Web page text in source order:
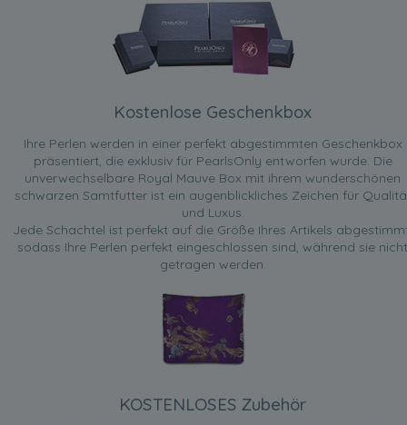
Kostenlose Geschenkbox
Ihre Perlen werden in einer perfekt abgestimmten Geschenkbox
präsentiert, die exklusiv für PearlsOnly entworfen wurde. Die
unverwechselbare Royal Mauve Box mit ihrem wunderschönen
schwarzen Samtfutter ist ein augenblickliches Zeichen für
und Luxus.
Jede Schachtel ist perfekt auf die Größe Ihres Artikels
sodass Ihre Perlen perfekt eingeschlossen sind, während sie nicht
getragen werden.
KOSTENLOSES Zubehör